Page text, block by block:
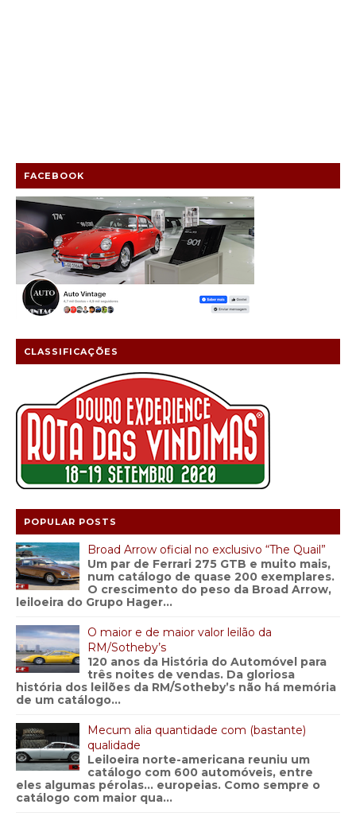
FACEBOOK
CLASSIFICAÇÕES
POPULAR POSTS
Broad Arrow oficial no exclusivo “The Quail”
Um par de Ferrari 275 GTB e muito mais,
num catálogo de quase 200 exemplares.
O crescimento do peso da Broad Arrow,
leiloeira do Grupo Hager...
O maior e de maior valor leilão da
RM/Sotheby’s
120 anos da História do Automóvel para
três noites de vendas. Da gloriosa
história dos leilões da RM/Sotheby’s não há memória
de um catálogo...
Mecum alia quantidade com (bastante)
qualidade
Leiloeira norte-americana reuniu um
catálogo com 600 automóveis, entre
eles algumas pérolas… europeias. Como sempre o
catálogo com maior qua...